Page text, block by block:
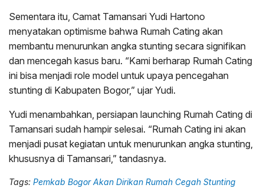
Sementara itu, Camat Tamansari Yudi Hartono
menyatakan optimisme bahwa Rumah Cating akan
membantu menurunkan angka stunting secara signifikan
dan mencegah kasus baru. “Kami berharap Rumah Cating
ini bisa menjadi role model untuk upaya pencegahan
stunting di Kabupaten Bogor,” ujar Yudi.
Yudi menambahkan, persiapan launching Rumah Cating di
Tamansari sudah hampir selesai. “Rumah Cating ini akan
menjadi pusat kegiatan untuk menurunkan angka stunting,
khususnya di Tamansari,” tandasnya.
Tags: Pemkab Bogor Akan Dirikan Rumah Cegah Stunting